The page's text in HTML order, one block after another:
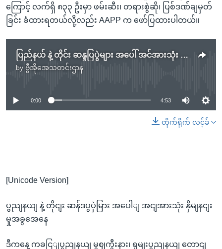
ကြောင့် လက်ရှိ ၈၃၃ ဦးမှာ ဖမ်းဆီး၊ တရားစွဲဆို၊ ပြစ်ဒဏ်ချမှတ်
ခြင်း ခံထားရတယ်လို့လည်း AAPP က ဖော်ပြထားပါတယ်။
ပြည်နယ် နဲ့ တိုင်း ဆန္ဒပြပွဲများ အပေါ် အင်အားသုံး နှိမ်နင်းမှုအခြေအနေ
by ဗွီအိုအေသတင်းဌာန
No media source currently available
0:00 4:53
တိုက်ရိုက် လင့်ခ်
[Unicode Version]
ပွညျနယျ နဲ့ တိုငျး ဆန်ဒပွပှဲမြား အပေါျ အငျအားသုံး နှိမျနငျး
မှုအခွအေနေ
ဒီကနေ့ ကခငြျပွညျနယျ မွဈကွီးနား၊ ရှမျးပွညျနယျ တောငျ